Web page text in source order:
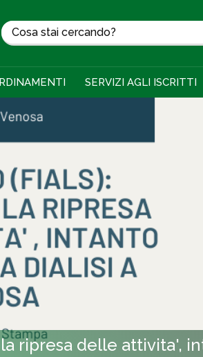
SERVIZI AGLI ISCRITTI
ripresa delle attivita',